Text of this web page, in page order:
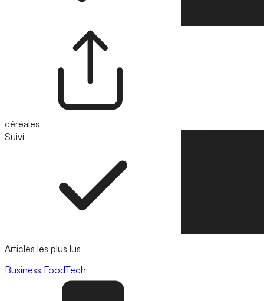
céréales
Suivi
Articles les plus lus
Business FoodTech